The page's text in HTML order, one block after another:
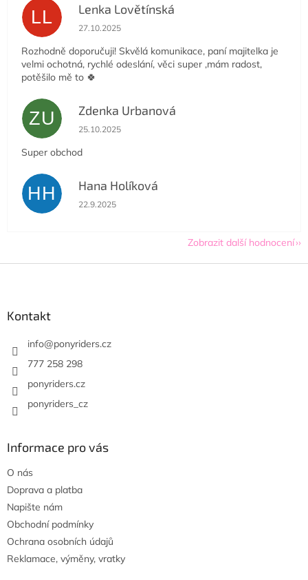
LL Lenka Lovětínská
Hodnocení obchodu je 5 z 5 hvězdiček.
27.10.2025
Rozhodně doporučuji! Skvělá komunikace, paní majitelka je
velmi ochotná, rychlé odeslání, věci super ,mám radost,
potěšilo mě to 🍀
ZU Zdenka Urbanová
Hodnocení obchodu je 5 z 5 hvězdiček.
25.10.2025
Super obchod
HH Hana Holíková
Hodnocení obchodu je 5 z 5 hvězdiček.
22.9.2025
Zobrazit další hodnocení
Kontakt
info@ponyriders.cz
777 258 298
ponyriders.cz
ponyriders_cz
Informace pro vás
O nás
Doprava a platba
Napište nám
Obchodní podmínky
Ochrana osobních údajů
Reklamace, výměny, vratky